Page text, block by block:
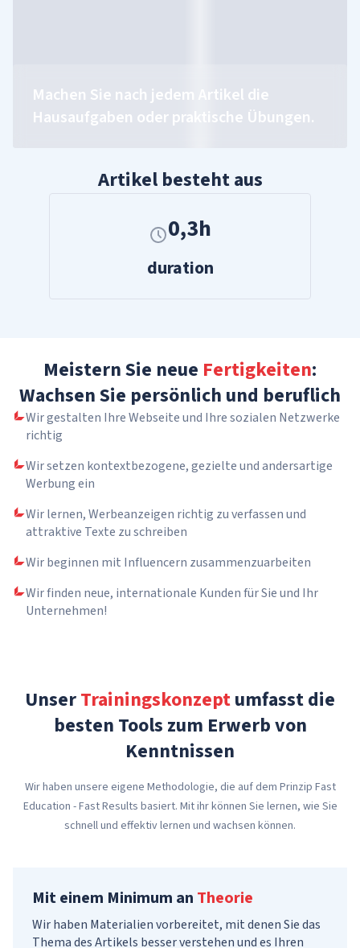
Machen Sie nach jedem Artikel die
Hausaufgaben oder praktische Übungen.
Artikel besteht aus
0,3h
duration
Meistern Sie neue Fertigkeiten:
Wachsen Sie persönlich und beruflich
Wir gestalten Ihre Webseite und Ihre sozialen Netzwerke
richtig
Wir setzen kontextbezogene, gezielte und andersartige
Werbung ein
Wir lernen, Werbeanzeigen richtig zu verfassen und
attraktive Texte zu schreiben
Wir beginnen mit Influencern zusammenzuarbeiten
Wir finden neue, internationale Kunden für Sie und Ihr
Unternehmen!
UnserTrainingskonzeptumfasst die
besten Tools zum Erwerb von
Kenntnissen
Wir haben unsere eigene Methodologie, die auf dem Prinzip Fast
Education - Fast Results basiert. Mit ihr können Sie lernen, wie Sie
schnell und effektiv lernen und wachsen können.
Mit einem Minimum an Theorie
Wir haben Materialien vorbereitet, mit denen Sie das
Thema des Artikels besser verstehen und es Ihren